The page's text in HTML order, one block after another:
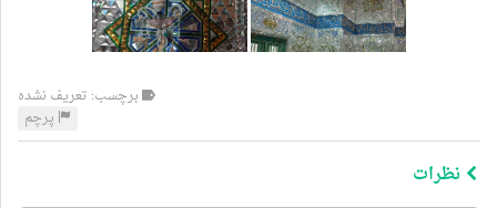
برچسب: تعریف نشده
پرچم
نظرات